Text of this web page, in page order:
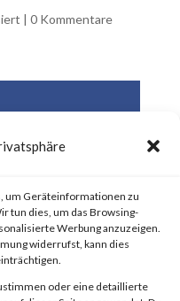
um Geräteinformationen zu
tun dies, um das Browsing-
Werbung anzuzeigen.
widerrufst, kann dies
oder eine detaillierte
| 0 Kommentare
(AX1800)
oriented